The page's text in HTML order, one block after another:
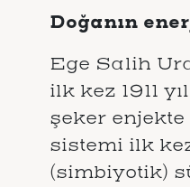
Doğanın
Ege Salih
ilk kez 1911
şeker
sistemi ilk
(simbiyotik)